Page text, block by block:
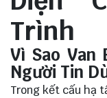
Trình
Vì Sao Van
Người Tin
Trong kết cấu hạ